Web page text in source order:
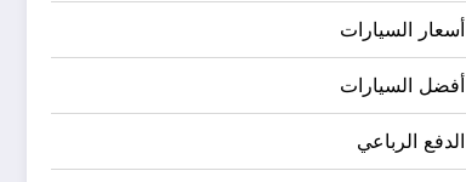
أسعار السيارات
أفضل السيارات
الدفع الرباعي